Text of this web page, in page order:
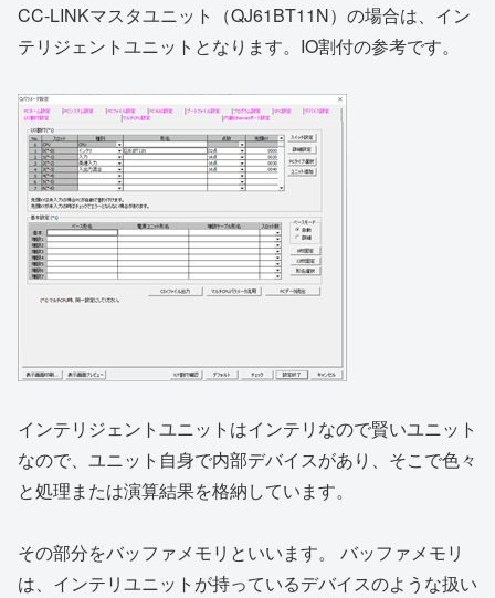
CC-LINKマスタユニット（QJ61BT11N）の場合は、イン
テリジェントユニットとなります。IO割付の参考です。
インテリジェントユニットはインテリなので賢いユニット
なので、ユニット自身で内部デバイスがあり、そこで色々
と処理または演算結果を格納しています。
その部分をバッファメモリといいます。 バッファメモリ
は、インテリユニットが持っているデバイスのような扱い